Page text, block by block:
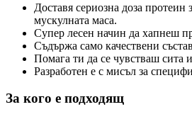
Доставя сериозна доза протеин
мускулната маса.
Супер лесен начин да хапнеш
Съдържа само качествени
Помага ти да се чувстваш сита
Разработен е с мисъл за
За кого е подходящ